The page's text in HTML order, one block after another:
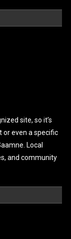
site, so it’s
or even a specific
Local
and community